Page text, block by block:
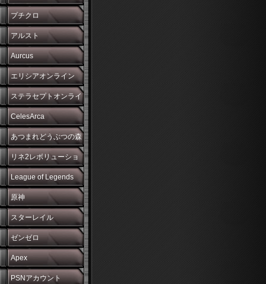
プチクロ
アルスト
Aurcus
エリシアオンライン
ステラセプトオンライ
ン
CelesArca
あつまれどうぶつの森
リネ2レボリューショ
ン
League of Legends
原神
スターレイル
ゼンゼロ
Apex
PSNアカウント